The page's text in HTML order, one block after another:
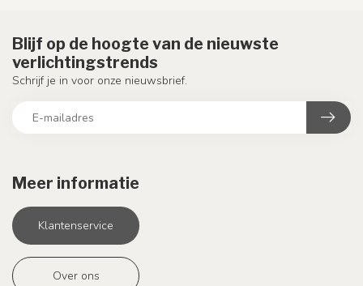
Meer informatie
Klantenservice
Over ons
Blijf op de hoogte van de nieuwste
verlichtingstrends
Schrijf je in voor onze nieuwsbrief.